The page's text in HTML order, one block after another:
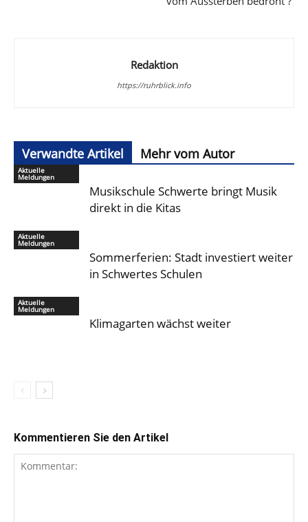
Redaktion
https://ruhrblick.info
Verwandte Artikel Mehr vom Autor
Aktuelle
Meldungen
Musikschule Schwerte bringt Musik
direkt in die Kitas
Aktuelle
Meldungen
Sommerferien: Stadt investiert weiter
in Schwertes Schulen
Aktuelle
Meldungen
Klimagarten wächst weiter
Kommentieren Sie den Artikel